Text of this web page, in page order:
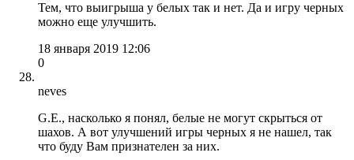
Тем, что выигрыша у белых так и нет. Да и игру черных
можно еще улучшить.
18 января 2019 12:06
0
neves
G.E., насколько я понял, белые не могут скрыться от
шахов. А вот улучшений игры черных я не нашел, так
что буду Вам признателен за них.